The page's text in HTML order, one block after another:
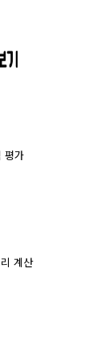
평가
계산